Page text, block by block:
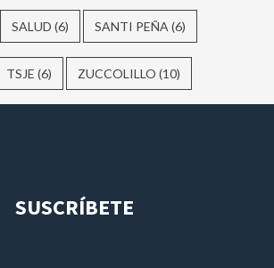
SALUD (6) SANTI PEÑA (6)
TSJE (6) ZUCCOLILLO (10)
SUSCRÍBETE